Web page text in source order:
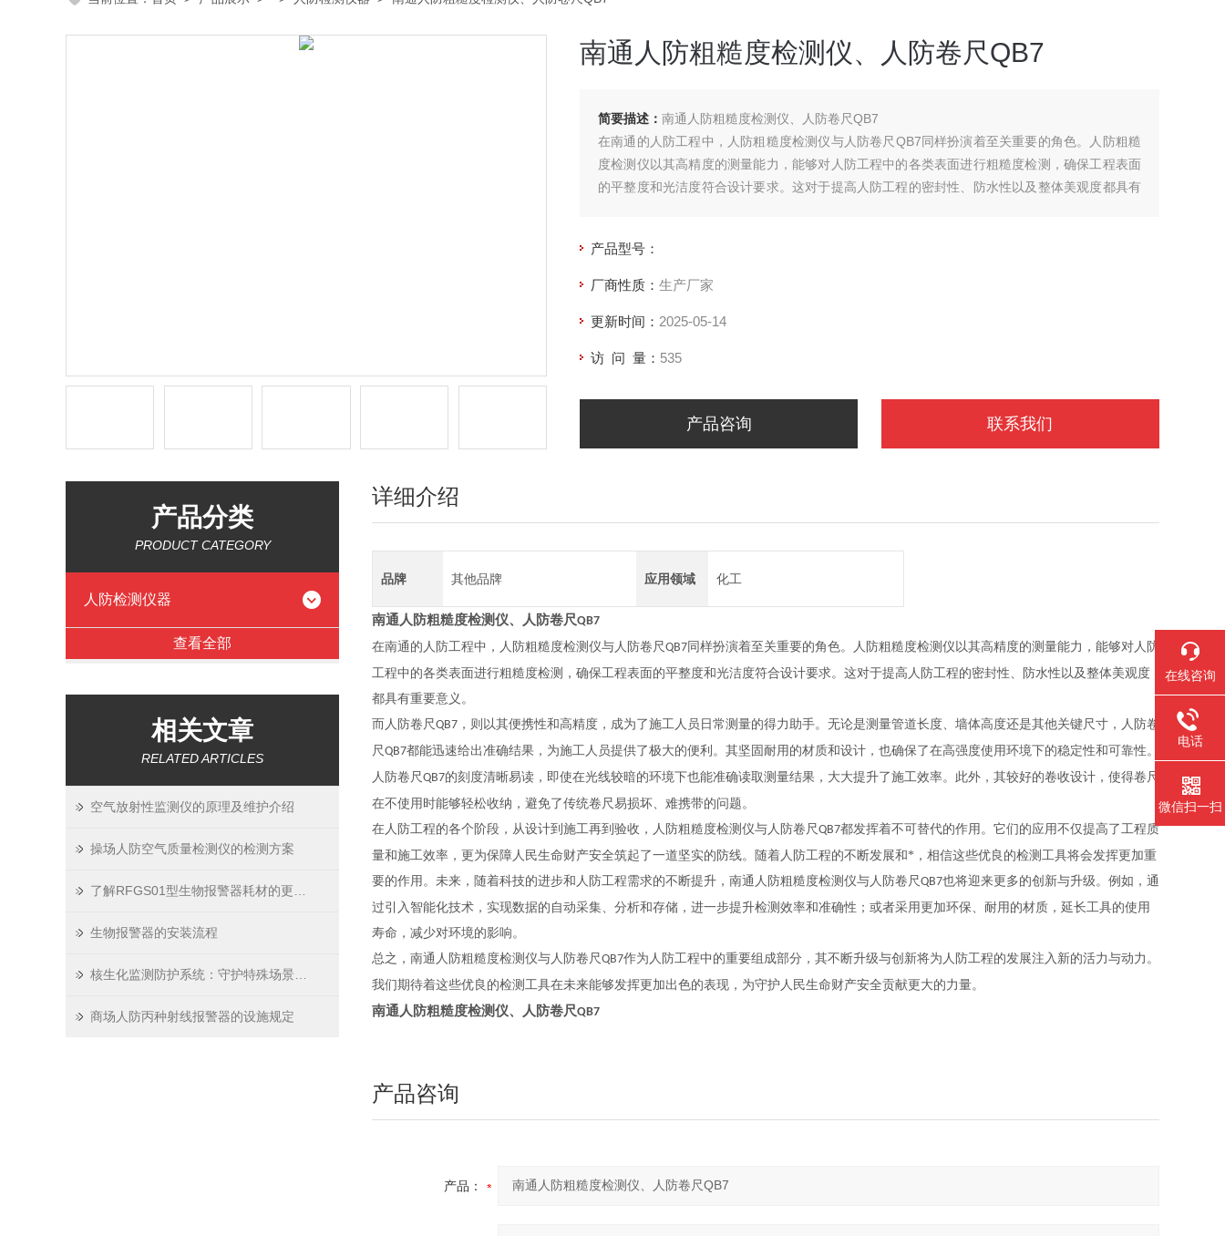
南通人防粗糙度检测仪、人防卷尺QB7
简要描述： 南通人防粗糙度检测仪、人防卷尺QB7
在南通的人防工程中，人防粗糙度检测仪与人防卷尺QB7同样扮演着至关重要的角色。人防粗糙
度检测仪以其高精度的测量能力，能够对人防工程中的各类表面进行粗糙度检测，确保工程表面
的平整度和光洁度符合设计要求。这对于提高人防工程的密封性、防水性以及整体美观度都具有
产品型号：
厂商性质： 生产厂家
更新时间： 2025-05-14
访 问 量： 535
产品咨询 联系我们
产品分类
PRODUCT CATEGORY
人防检测仪器
查看全部
相关文章
RELATED ARTICLES
空气放射性监测仪的原理及维护介绍
操场人防空气质量检测仪的检测方案
生物报警器的安装流程
商场人防丙种射线报警器的设施规定
详细介绍
品牌 其他品牌 应用领域 化工
南通人防粗糙度检测仪、 人防卷尺QB7
在南通的人防工程中，人防粗糙度检测仪与人防卷尺QB7 同样扮演着至关重要的角色。人防粗糙度检测仪以其高精度的测量能力，能够对人防
工程中的各类表面进行粗糙度检测，确保工程表面的平整度和光洁度符合设计要求。这对于提高人防工程的密封性、防水性以及整体美观度
都具有重要意义。
而人防卷尺QB7 ，则以其便携性和高精度，成为了施工人员日常测量的得力助手。无论是测量管道长度、墙体高度还是其他关键尺寸，人防卷
尺QB7都能迅速给出准确结果，为施工人员提供了极大的便利。其坚固耐用的材质和设计，也确保了在高强度使用环境下的稳定性和可靠性。
人防卷尺QB7的刻度清晰易读，即使在光线较暗的环境下也能准确读取测量结果，大大提升了施工效率。此外，其较好的卷收设计，使得卷尺
在不使用时能够轻松收纳，避免了传统卷尺易损坏、难携带的问题。
在人防工程的各个阶段，从设计到施工再到验收，人防粗糙度检测仪与人防卷尺QB7都发挥着不可替代的作用。它们的应用不仅提高了工程质
量和施工效率，更为保障人民生命财产安全筑起了一道坚实的防线。随着人防工程的不断发展和*，相信这些优良的检测工具将会发挥更加重
要的作用。未来，随着科技的进步和人防工程需求的不断提升，南通人防粗糙度检测仪与人防卷尺QB7也将迎来更多的创新与升级。例如，通
过引入智能化技术，实现数据的自动采集、分析和存储，进一步提升检测效率和准确性；或者采用更加环保、耐用的材质，延长工具的使用
寿命，减少对环境的影响。
总之，南通人防粗糙度检测仪与人防卷尺QB7作为人防工程中的重要组成部分，其不断升级与创新将为人防工程的发展注入新的活力与动力。
我们期待着这些优良的检测工具在未来能够发挥更加出色的表现，为守护人民生命财产安全贡献更大的力量。
南通人防粗糙度检测仪、 人防卷尺QB7
产品咨询
产品：
在线咨询
电话
微信扫一扫